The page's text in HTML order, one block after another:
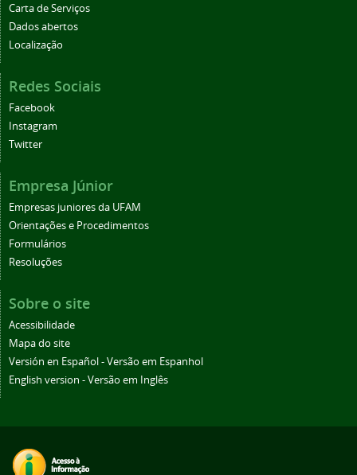
Carta de Serviços
Dados abertos
Localização
Redes Sociais
Facebook
Instagram
Twitter
Empresa Júnior
Empresas juniores da UFAM
Orientações e Procedimentos
Formulários
Resoluções
Sobre o site
Acessibilidade
Mapa do site
Versión en Español - Versão em Espanhol
English version - Versão em Inglês